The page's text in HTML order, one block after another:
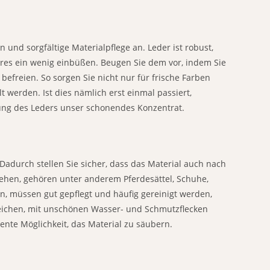
und sorgfältige Materialpflege an. Leder ist robust,
ein wenig einbüßen. Beugen Sie dem vor, indem Sie
So sorgen Sie nicht nur für frische Farben
werden. Ist dies nämlich erst einmal passiert,
des Leders unser schonendes Konzentrat.
stellen Sie sicher, dass das Material auch nach
gehören unter anderem Pferdesättel, Schuhe,
müssen gut gepflegt und häufig gereinigt werden,
mit unschönen Wasser- und Schmutzflecken
Möglichkeit, das Material zu säubern.